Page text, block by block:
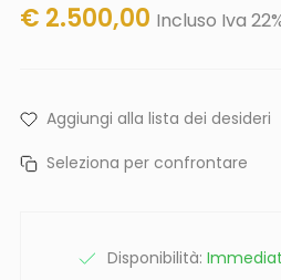
€ 2.500,00 Incluso Iva
Aggiungi alla lista dei desideri
Seleziona per confrontare
Disponibilità: